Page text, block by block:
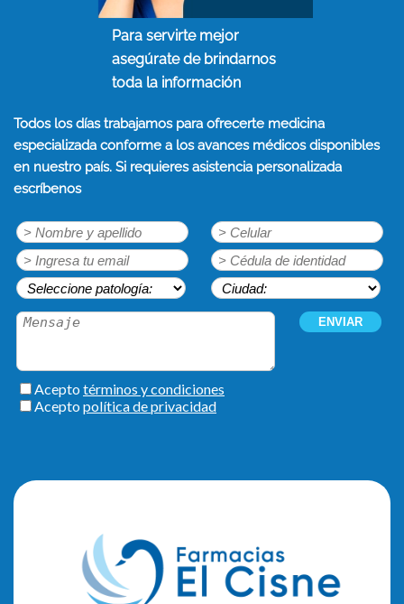
Para servirte mejor
asegúrate de brindarnos
toda la información
Todos los días trabajamos para ofrecerte medicina
especializada conforme a los avances médicos disponibles
en nuestro país. Si requieres asistencia personalizada
escríbenos